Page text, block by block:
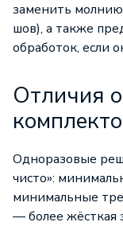
заменить
шов), а также
обработок, если
Отличия
Одноразовые
чисто»:
минимальные
— более жёсткая